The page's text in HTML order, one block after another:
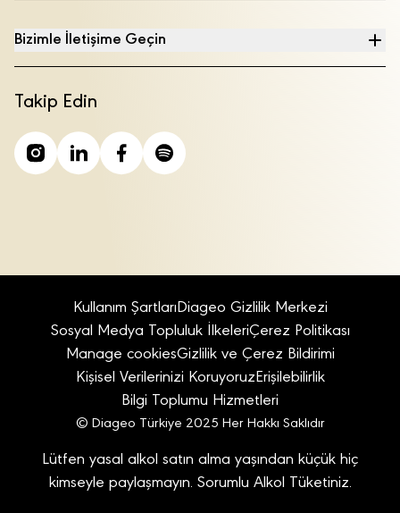
Bizimle İletişime Geçin
Takip Edin
Kullanım ŞartlarıDiageo Gizlilik Merkezi
Sosyal Medya Topluluk İlkeleriÇerez Politikası
Manage cookiesGizlilik ve Çerez Bildirimi
Kişisel Verilerinizi KoruyoruzErişilebilirlik
Bilgi Toplumu Hizmetleri
© Diageo Türkiye 2025 Her Hakkı Saklıdır
Lütfen yasal alkol satın alma yaşından küçük hiç
kimseyle paylaşmayın. Sorumlu Alkol Tüketiniz.